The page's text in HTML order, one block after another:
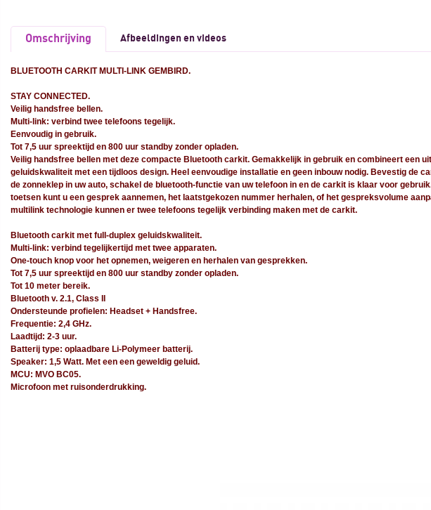
Omschrijving Afbeeldingen en videos
BLUETOOTH CARKIT MULTI-LINK GEMBIRD.
STAY CONNECTED.
Veilig handsfree bellen.
Multi-link: verbind twee telefoons tegelijk.
Eenvoudig in gebruik.
Tot 7,5 uur spreektijd en 800 uur standby zonder opladen.
Veilig handsfree bellen met deze compacte Bluetooth carkit. Gemakkelijk in gebruik en combineert een
geluidskwaliteit met een tijdloos design. Heel eenvoudige installatie en geen inbouw nodig. Bevestig de
de zonneklep in uw auto, schakel de bluetooth-functie van uw telefoon in en de carkit is klaar voor
toetsen kunt u een gesprek aannemen, het laatstgekozen nummer herhalen, of het gespreksvolume
multilink technologie kunnen er twee telefoons tegelijk verbinding maken met de carkit.
Bluetooth carkit met full-duplex geluidskwaliteit.
Multi-link: verbind tegelijkertijd met twee apparaten.
One-touch knop voor het opnemen, weigeren en herhalen van gesprekken.
Tot 7,5 uur spreektijd en 800 uur standby zonder opladen.
Tot 10 meter bereik.
Bluetooth v. 2.1, Class II
Ondersteunde profielen: Headset + Handsfree.
Frequentie: 2,4 GHz.
Laadtijd: 2-3 uur.
Batterij type: oplaadbare Li-Polymeer batterij.
Speaker: 1,5 Watt. Met een een geweldig geluid.
MCU: MVO BC05.
Microfoon met ruisonderdrukking.